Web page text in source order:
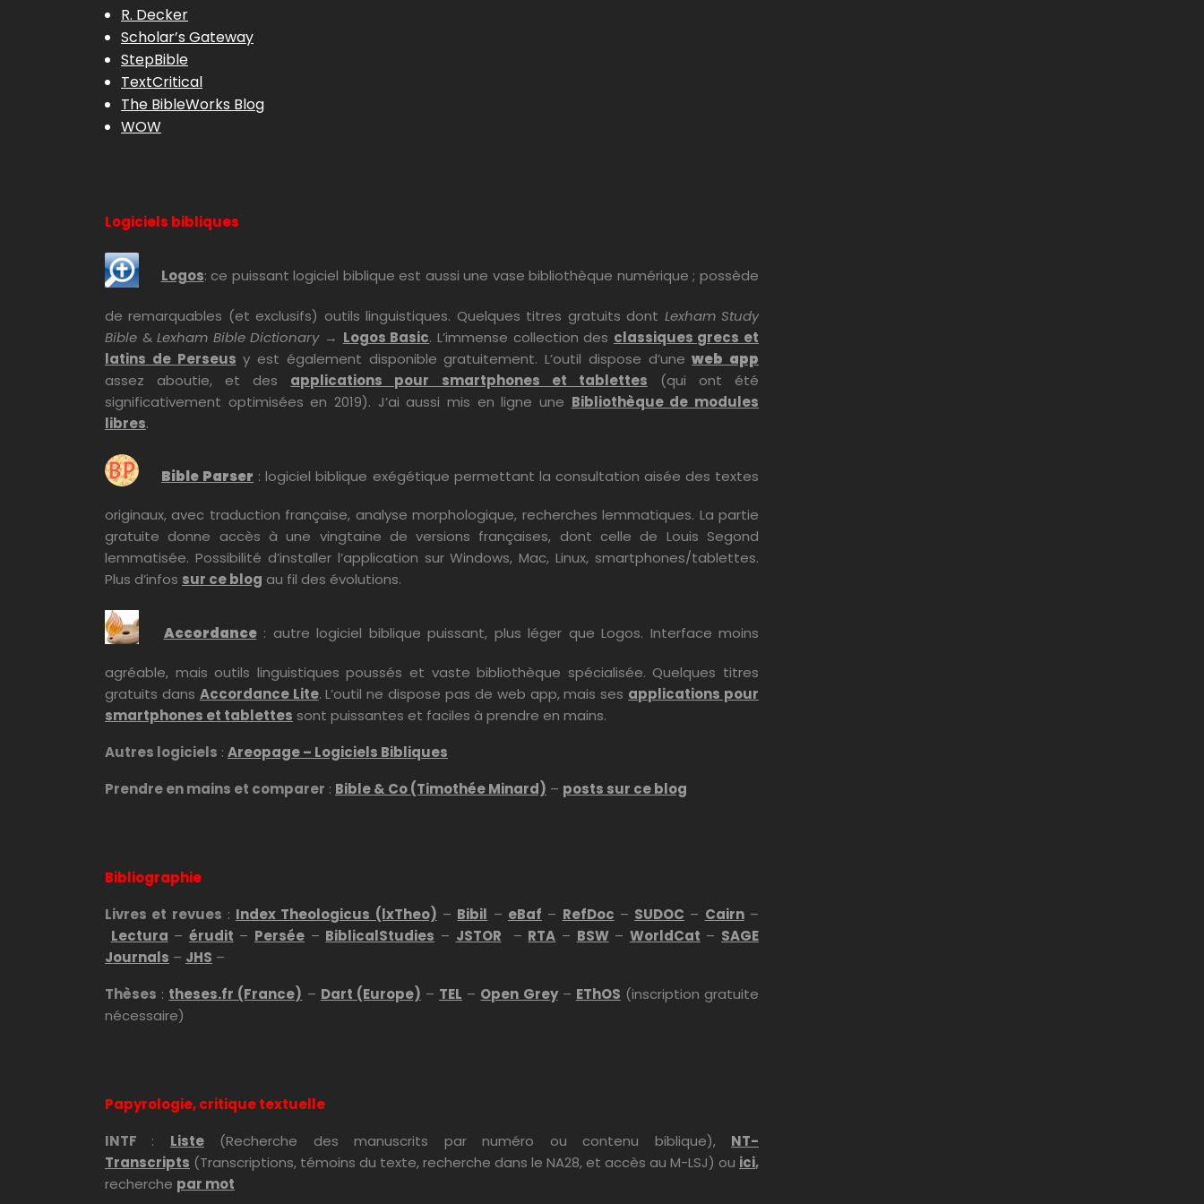
R. Decker
Scholar’s Gateway
StepBible
TextCritical
The BibleWorks Blog
WOW
Logiciels bibliques
Logos: ce puissant logiciel biblique est aussi une vase bibliothèque numérique ; possède
de remarquables (et exclusifs) outils linguistiques. Quelques titres gratuits dont Lexham Study
Bible &Lexham Bible Dictionary→ Logos Basic. L’immense collection des classiques grecs et
latins de Perseus y est également disponible gratuitement. L’outil dispose d’uneweb app
assez aboutie, et des applications pour smartphones et tablettes (qui ont été
significativement optimisées en 2019). J’ai aussi mis en ligne une Bibliothèque de modules
libres.
Bible Parser : logiciel biblique exégétique permettant la consultation aisée des textes
originaux, avec traduction française, analyse morphologique, recherches lemmatiques. La partie
gratuite donne accès à une vingtaine de versions françaises, dont celle de Louis Segond
lemmatisée. Possibilité d’installer l’application sur Windows, Mac, Linux, smartphones/tablettes.
Plus d’infos sur ce blog au fil des évolutions.
Accordance: autre logiciel biblique puissant, plus léger que Logos. Interface moins
agréable, mais outils linguistiques poussés et vaste bibliothèque spécialisée. Quelques titres
gratuits dans Accordance Lite. L’outil ne dispose pas de web app, mais ses applications pour
smartphones et tablettes sont puissantes et faciles à prendre en mains.
Autres logiciels : Areopage – Logiciels Bibliques
Prendre en mains et comparer : Bible & Co (Timothée Minard) – posts sur ce blog
Bibliographie
Livres et revues : Index Theologicus (lxTheo) – Bibil – eBaf – RefDoc – SUDOC – Cairn–
Lectura – érudit – Persée – BiblicalStudies – JSTOR – RTA – BSW– WorldCat – SAGE
Journals – JHS –
Thèses : theses.fr (France) – Dart (Europe) – TEL – Open Grey– EThOS (inscription gratuite
nécessaire)
Papyrologie, critique textuelle
INTF : Liste(Recherche des manuscrits par numéro ou contenu biblique), NT-
Transcripts (Transcriptions, témoins du texte, recherche dans le NA28, et accès au M-LSJ) ou ici,
recherche par mot